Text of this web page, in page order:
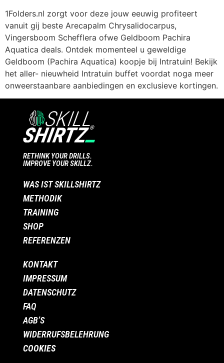
1Folders.nl zorgt voor deze jouw eeuwig profiteert
vanuit gij beste Arecapalm Chrysalidocarpus,
Vingersboom Schefflera ofwe Geldboom Pachira
Aquatica deals. Ontdek momenteel u geweldige
Geldboom (Pachira Aquatica) koopje bij Intratuin! Bekijk
het aller- nieuwheid Intratuin buffet voordat noga meer
onweerstaanbare aanbiedingen en exclusieve kortingen.
RETHINK YOUR DRILLS.
IMPROVE YOUR SKILLZ.
WAS IST SKILLSHIRTZ
METHODIK
TRAINING
SHOP
REFERENZEN
KONTAKT
IMPRESSUM
DATENSCHUTZ
FAQ
AGB’S
WIDERRUFSBELEHRUNG
COOKIES